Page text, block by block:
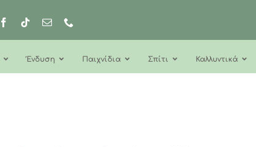
Ένδυση Παιχνίδια Σπίτι Καλλυντικά